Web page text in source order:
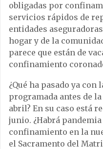
obligadas por
servicios rápidos de
entidades
hogar y de la
parece que están de
confinamiento
¿Qué ha pasado ya con
programada antes de
abril? En su caso está
junio. ¿Habrá
confinamiento en la
el Sacramento del